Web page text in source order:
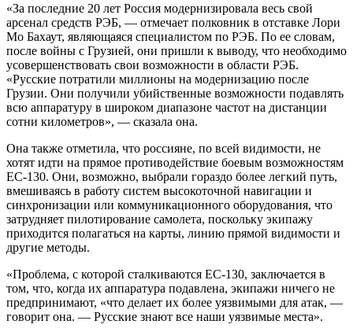
«За последние 20 лет Россия модернизировала весь свой
арсенал средств РЭБ, — отмечает полковник в отставке Лори
Мо Бахаут, являющаяся специалистом по РЭБ. По ее словам,
после войны с Грузией, они пришли к выводу, что необходимо
усовершенствовать свои возможности в области РЭБ.
«Русские потратили миллионы на модернизацию после
Грузии. Они получили убийственные возможности подавлять
всю аппаратуру в широком диапазоне частот на дистанции
сотни километров», — сказала она.
Она также отметила, что россияне, по всей видимости, не
хотят идти на прямое противодействие боевым возможностям
ЕС-130. Они, возможно, выбрали гораздо более легкий путь,
вмешиваясь в работу систем высокоточной навигации и
синхронизации или коммуникационного оборудования, что
затрудняет пилотирование самолета, поскольку экипажу
приходится полагаться на карты, линию прямой видимости и
другие методы.
«Проблема, с которой сталкиваются EC-130, заключается в
том, что, когда их аппаратура подавлена, экипажи ничего не
предпринимают, «что делает их более уязвимыми для атак, —
говорит она. — Русские знают все наши уязвимые места».